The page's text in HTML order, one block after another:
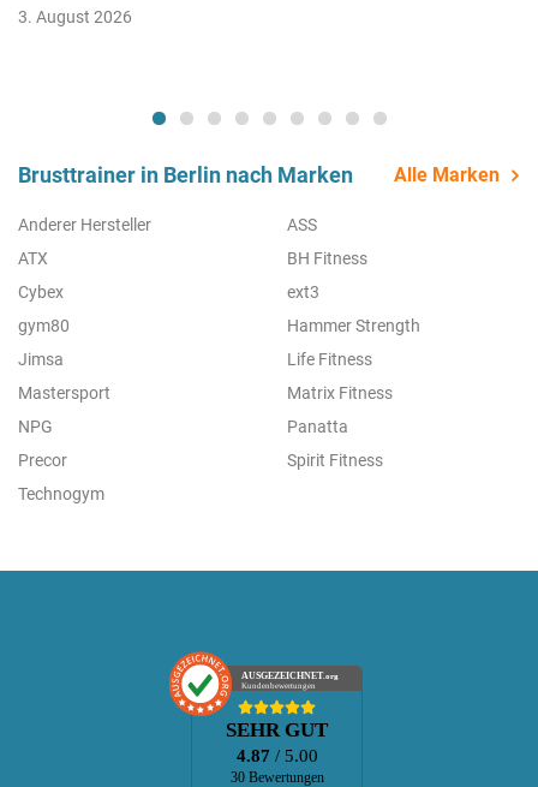
3. August 2026
Brusttrainer in Berlin nach Marken Alle Marken
Anderer Hersteller
ASS
ATX
BH Fitness
Cybex
ext3
gym80
Hammer Strength
Jimsa
Life Fitness
Mastersport
Matrix Fitness
NPG
Panatta
Precor
Spirit Fitness
Technogym
AUSGEZEICHNET.org
Kundenbewertungen
SEHR GUT
4.87 / 5.00
30 Bewertungen